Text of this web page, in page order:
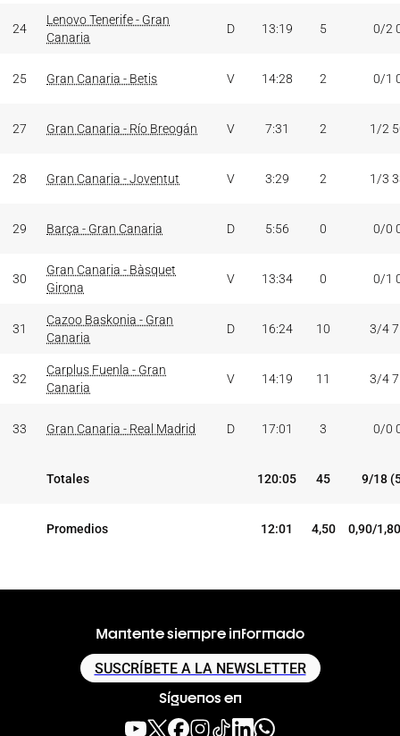
24
Lenovo Tenerife - Gran
Canaria
D 13:19 5 0/2
25 Gran Canaria - Betis V 14:28 2 0/1
27 Gran Canaria - Río Breogán V 7:31 2 1/2
28 Gran Canaria - Joventut V 3:29 2 1/3
29 Barça - Gran Canaria D 5:56 0 0/0
30
Gran Canaria - Bàsquet
Girona
V 13:34 0 0/1
31
Cazoo Baskonia - Gran
Canaria
D 16:24 10 3/4
32
Carplus Fuenla - Gran
Canaria
V 14:19 11 3/4
33 Gran Canaria - Real Madrid D 17:01 3 0/0
Totales 120:05 45 9/18
Promedios 12:01 4,50 0,90/
Mantente siempre informado
SUSCRÍBETE A LA NEWSLETTER
Síguenos en